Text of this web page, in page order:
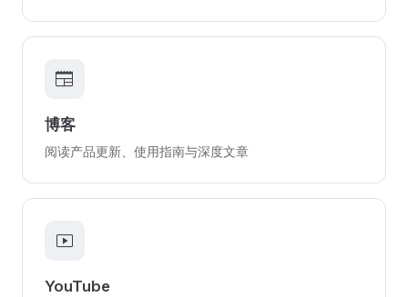
newspaper
博客
阅读产品更新、使用指南与深度文章
smart_display
YouTube